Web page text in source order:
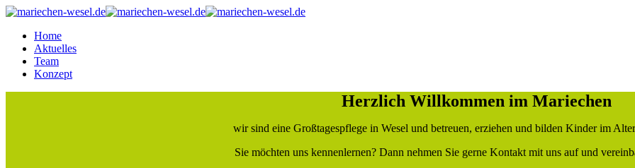
Home
Aktuelles
Team
Konzept
Herzlich Willkommen im Mariechen
wir sind eine Großtagespflege in Wesel und betreuen, erziehen und bilden Kinder im
Sie möchten uns kennenlernen? Dann nehmen Sie gerne Kontakt mit uns auf und